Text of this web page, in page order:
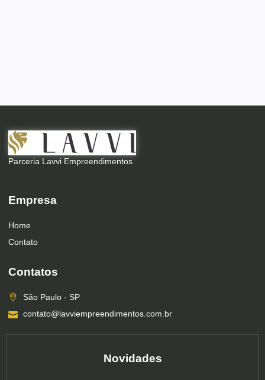
Parceria Lavvi Empreendimentos
Empresa
Home
Contato
Contatos
São Paulo - SP
contato@lavviempreendimentos.com.br
Novidades